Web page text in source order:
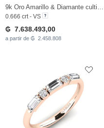
0.666 crt - VS
₲ 7.638.493,00
a partir de ₲ 2.458.808